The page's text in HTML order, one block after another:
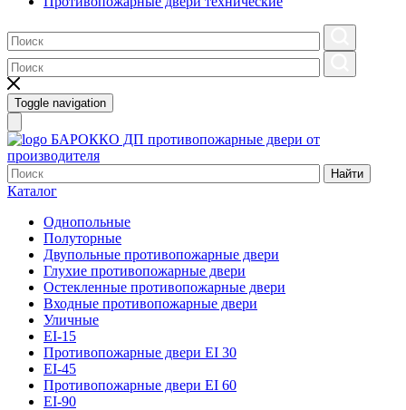
Toggle navigation
БАРОККО ДП противопожарные двери от
производителя
Найти
Каталог
Однопольные
Полуторные
Двупольные противопожарные двери
Глухие противопожарные двери
Остекленные противопожарные двери
Входные противопожарные двери
Уличные
EI-15
Противопожарные двери EI 30
EI-45
Противопожарные двери EI 60
EI-90